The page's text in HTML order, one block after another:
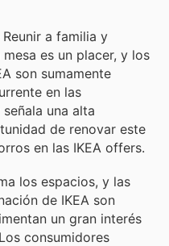
Reunir a familia y
es un placer, y los
son sumamente
en las
una alta
de renovar este
en las IKEA offers.
los espacios, y las
de IKEA son
un gran interés
consumidores